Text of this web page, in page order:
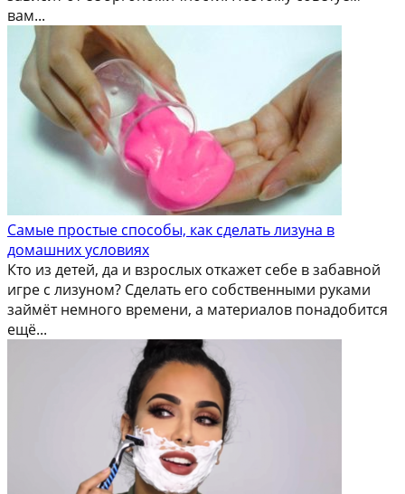
вам...
Самые простые способы, как сделать лизуна в
домашних условиях
Кто из детей, да и взрослых откажет себе в забавной
игре с лизуном? Сделать его собственными руками
займёт немного времени, а материалов понадобится
ещё...